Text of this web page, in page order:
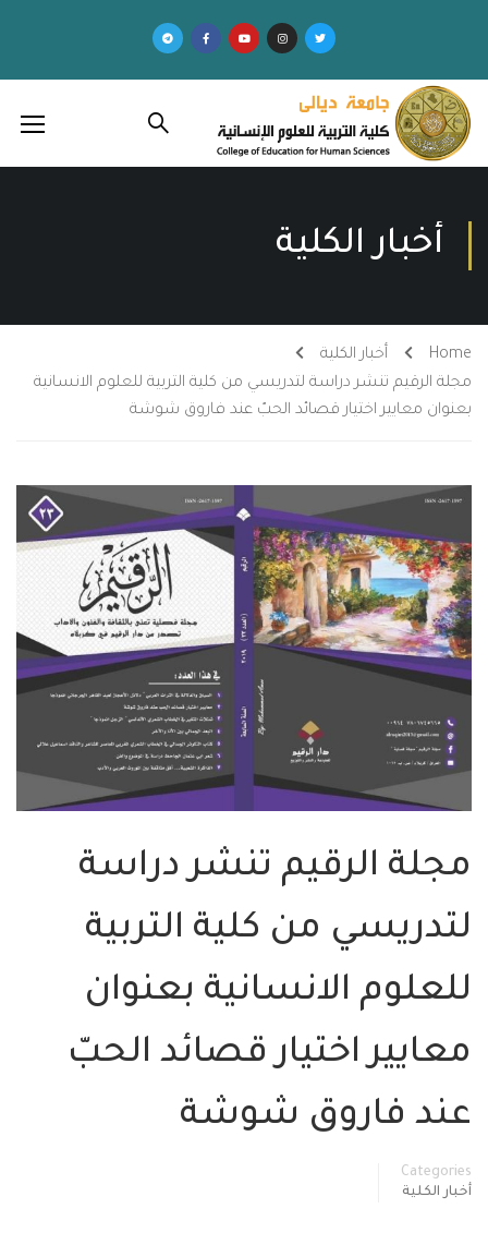
أخبار الكلية
Home
أخبار الكلية
مجلة الرقيم تنشر دراسة لتدريسي من كلية التربية للعلوم الانسانية
بعنوان معايير اختيار قصائد الحبّ عند فاروق شوشة
مجلة الرقيم تنشر دراسة
لتدريسي من كلية التربية
للعلوم الانسانية بعنوان
معايير اختيار قصائد الحبّ
عند فاروق شوشة
Categories
أخبار الكلية